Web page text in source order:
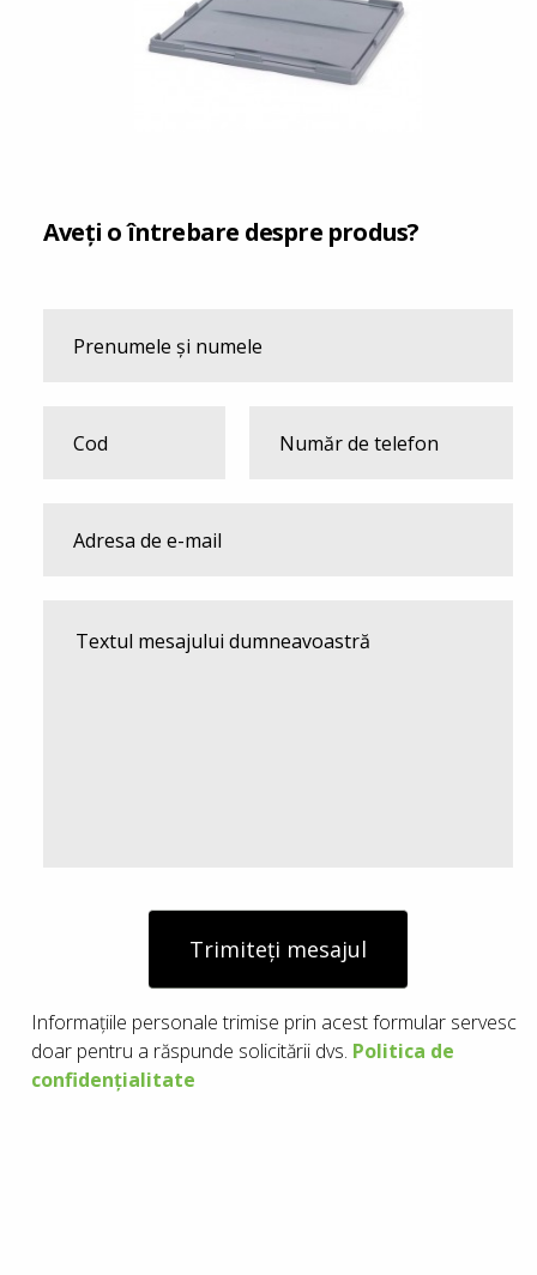
Aveți o întrebare despre produs?
Trimiteți mesajul
Informațiile personale trimise prin acest formular servesc
doar pentru a răspunde solicitării dvs. Politica de
confidențialitate